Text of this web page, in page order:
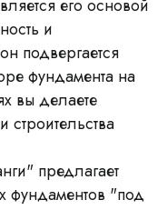
его основой
и
подвергается
фундамента на
вы делаете
предлагает
фундаментов "под